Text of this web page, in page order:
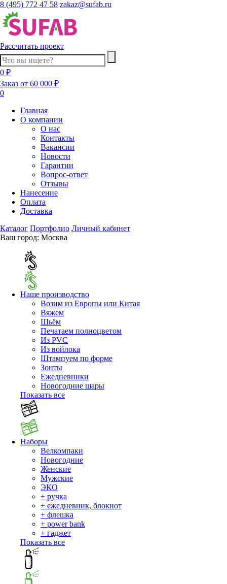
8 (495) 772 47 58 zakaz@sufab.ru
Рассчитать проект
0 ₽
Заказ от 60 000 ₽
0
Главная
О компании
О нас
Контакты
Вакансии
Новости
Гарантии
Вопрос-ответ
Отзывы
Нанесение
Оплата
Доставка
Каталог Портфолио Личный кабинет
Ваш город: Москва
Наше производство
Возим из Европы или Китая
Вяжем
Шьём
Печатаем полноцветом
Из PVC
Из войлока
Штампуем по форме
Зонты
Ежедневники
Новогодние шары
Показать все
Наборы
Велкомпаки
Новогодние
Женские
Мужские
ЭКО
+ ручка
+ ежедневник, блокнот
+ флешка
+ power bank
+ гаджет
Показать все